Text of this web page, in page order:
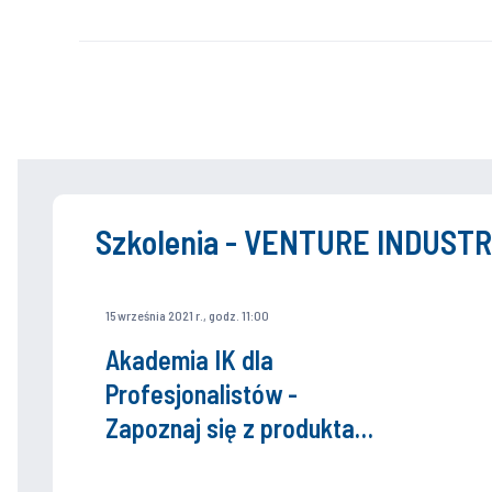
Szkolenia - VENTURE
15 września 2021 r., godz. 11:00
Akademia IK dla
Profesjonalistów -
Zapoznaj się z produktami